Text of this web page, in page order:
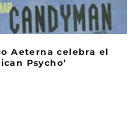
Aeterna celebra el
Psycho’